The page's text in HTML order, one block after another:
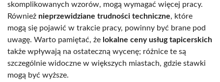
skomplikowanych wzorów, mogą wymagać więcej pracy.
Również nieprzewidziane trudności techniczne, które
mogą się pojawić w trakcie pracy, powinny być brane pod
uwagę. Warto pamiętać, że lokalne ceny usług tapicerskich
także wpływają na ostateczną wycenę; różnice te są
szczególnie widoczne w większych miastach, gdzie stawki
mogą być wyższe.